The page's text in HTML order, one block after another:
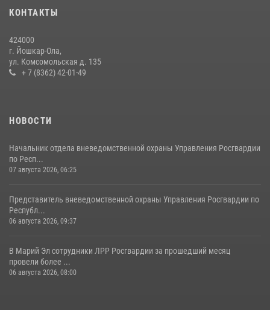
Росгвардейцы в Республике Марий Эл приняли участие в
08 июля 2026, 13:48
Управление Росгвардии по Республике Марий Эл приняло участие в
КОНТАКТЫ
424000
г. Йошкар-Ола,
ул. Комсомольская д. 135
+ 7 (8362) 42-01-49
НОВОСТИ
Начальник отдела вневедомственной охраны Управления Росгвардии
по Респ...
07 августа 2026, 06:25
Представитель вневедомственной охраны Управления Росгвардии по
Республ...
06 августа 2026, 09:37
В Марий Эл сотрудники ЛРР Росгвардии за прошедший месяц
провели более ...
06 августа 2026, 08:00